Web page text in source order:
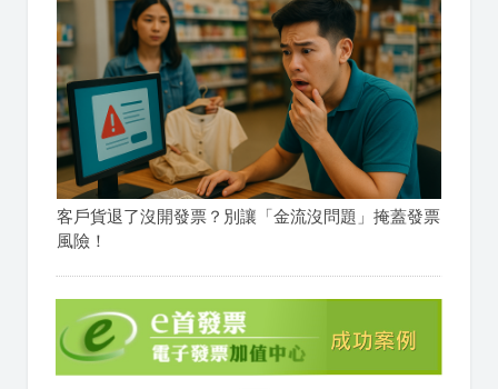
客戶貨退了沒開發票？別讓「金流沒問題」掩蓋發票
風險！